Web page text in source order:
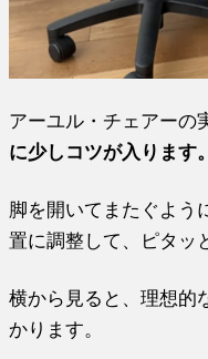
アーユル・チェアーの
に少しコツが入ります。
脚を開いてまたぐよう
置に調整して、ピタッ
横から見ると、理想的
かります。